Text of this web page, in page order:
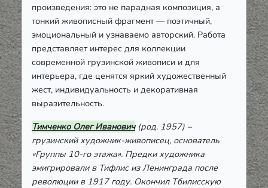
произведения: это не парадная композиция, а
тонкий живописный фрагмент — поэтичный,
эмоциональный и узнаваемо авторский. Работа
представляет интерес для коллекции
современной грузинской живописи и для
интерьера, где ценятся яркий художественный
жест, индивидуальность и декоративная
выразительность.
Тимченко Олег Иванович(род. 1957) –
грузинский художник-живописец, основатель
«Группы 10-го этажа». Предки художника
эмигрировали в Тифлис из Ленинграда после
революции в 1917 году. Окончил Тбилисскую